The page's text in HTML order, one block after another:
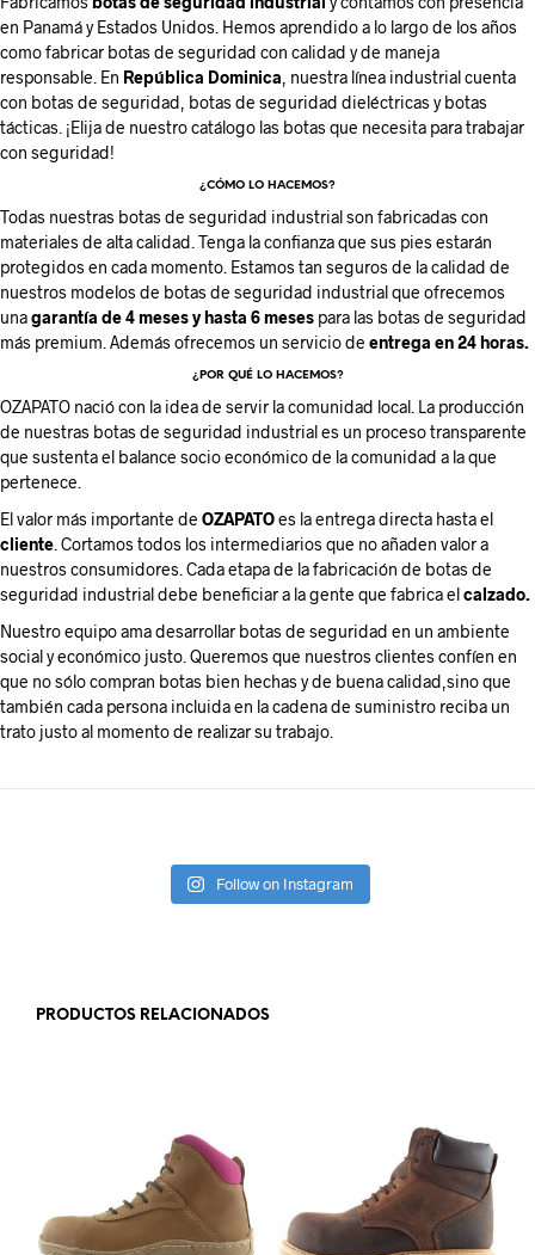
en Panamá y Estados Unidos. Hemos aprendido a lo largo de los años
como fabricar botas de seguridad con calidad y de maneja
responsable. En República Dominica, nuestra línea industrial cuenta
con botas de seguridad, botas de seguridad dieléctricas y botas
tácticas. ¡Elija de nuestro catálogo las botas que necesita para trabajar
con seguridad!
¿CÓMO LO HACEMOS?
Todas nuestras botas de seguridad industrial son fabricadas con
materiales de alta calidad. Tenga la confianza que sus pies estarán
protegidos en cada momento. Estamos tan seguros de la calidad de
nuestros modelos de botas de seguridad industrial que ofrecemos
unagarantía de 4 meses y hasta 6 meses para las botas de seguridad
más premium. Además ofrecemos un servicio de entrega en 24 horas.
¿POR QUÉ LO HACEMOS?
OZAPATO nació con la idea de servir la comunidad local. La producción
de nuestras botas de seguridad industrial es un proceso transparente
que sustenta el balance socio económico de la comunidad a la que
pertenece.
El valor más importante de OZAPATOes la entrega directa hasta el
cliente. Cortamos todos los intermediarios que no añaden valor a
nuestrosconsumidores. Cada etapa de la fabricación de botas de
seguridad industrial debe beneficiar a la gente que fabrica elcalzado.
Nuestro equipo ama desarrollar botas de seguridad en un ambiente
social y económico justo. Queremos que nuestros clientes confíen en
que no sólo compran botas bien hechas y de buena calidad,sino que
también cada persona incluida en la cadena de suministro reciba un
trato justo al momento de realizar su trabajo.
Follow on Instagram
PRODUCTOS RELACIONADOS